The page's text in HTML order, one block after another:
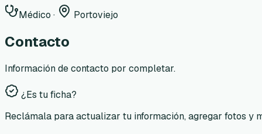
Médico · Portoviejo
Contacto
Información de contacto por completar.
¿Es tu ficha?
Reclámala para actualizar tu información, agregar fotos y